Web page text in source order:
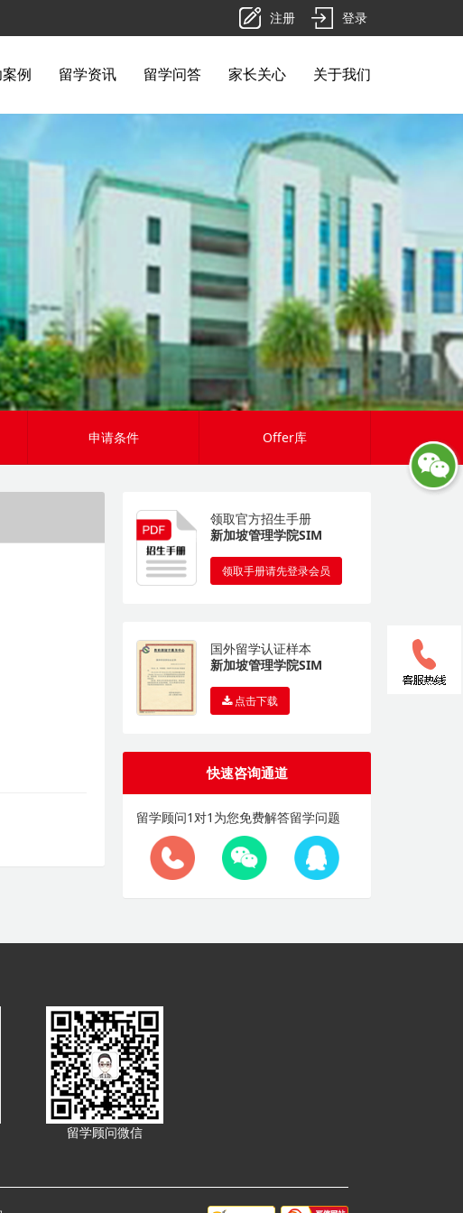
登录
注册
例 留学资讯 留学问答 家长关心 关于我们
申请条件 Offer库
领取官方招生手册
新加坡管理学院SIM
领取手册请先登录会员
国外留学认证样本
新加坡管理学院SIM
点击下载
快速咨询通道
留学顾问1对1为您免费解答留学问题
留学顾问微信